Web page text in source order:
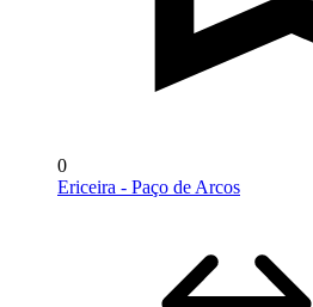
0
Ericeira - Paço de Arcos